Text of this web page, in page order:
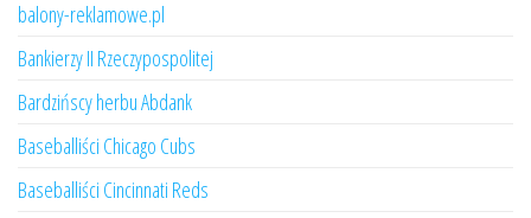
balony-reklamowe.pl
Bankierzy II Rzeczypospolitej
Bardzińscy herbu Abdank
Baseballiści Chicago Cubs
Baseballiści Cincinnati Reds